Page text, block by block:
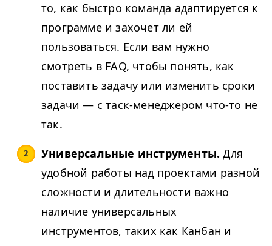
то, как быстро команда адаптируется к
программе и захочет ли ей
пользоваться. Если вам нужно
смотреть в FAQ, чтобы понять, как
поставить задачу или изменить сроки
задачи — с таск-менеджером что-то не
так.
Универсальные инструменты. Для
удобной работы над проектами разной
сложности и длительности важно
наличие универсальных
инструментов, таких как Канбан и